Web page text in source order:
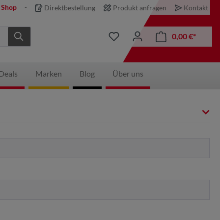
Direktbestellung Produkt anfragen Kontakt
0,00 €*
Marken Blog Über uns